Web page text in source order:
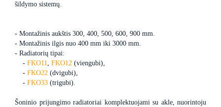
šildymo sistemų.
- Montažinis aukštis 300, 400, 500, 600, 900 mm.
- Montažinis ilgis nuo 400 mm iki 3000 mm.
- Radiatorių tipai:
- FKO11, FKO12 (viengubi),
- FKO22 (dvigubi),
- FKO33 (trigubi).
Šoninio prijungimo radiatoriai komplektuojami su akle, nuorintoju